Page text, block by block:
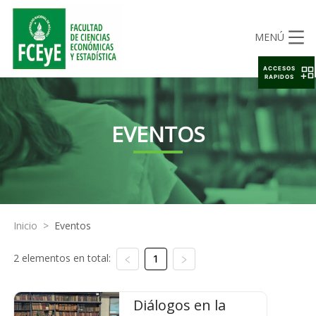
MENÚ
EVENTOS
Inicio > Eventos
2 elementos en total: 1
Diálogos en la
ACCESOS
RAPIDOS